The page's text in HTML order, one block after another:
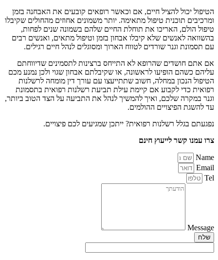
הטיפול יכול להציל חיים, אם וכאשר רופאים קובעים את האבחנה בזמן
ומרכיבים תוכנית טיפול מתאימה. יותר משמונים אחוזים מהחולים שקיבלו
טיפול הולם, האריכו את תוחלת החיים שלהם בשמונה שנים לפחות,
בהשוואה לאנשים שלא קיבלו אבחון בזמן וטיפול מתאים, ואנשים רבים
עם תסמונת וגנר שורדים לטווח הארוך ומסוגלים לנהל חיים רגילים.
אם אתם חושדים שהרופא לא התייחס ברצינות לתסמינים שדיווחתם
עליהם כשהם הופיעו לראשונה, או שקיבלתם אבחון שגוי ולכן נמנע מכם
הטיפול הנכון במחלה, חשוב שתתייעצו עם עורך דין מומחה לרשלנות
רפואית כדי לקבוע אם קיימת עילת תביעת רשלנות רפואית בתסמונת
וגנר במקרה שלכם, ואיך להמשיך לנהל את התביעה על הצד הטוב ביותר,
עד להשגת הפיצויים ההולמים.
נפגעתם בגלל רשלנות רפואית? ייתכן שמגיעים לכם פיצויים.
צרו עמנו קשר לייעוץ חינם
Name
Email
Tel
Message
שלח